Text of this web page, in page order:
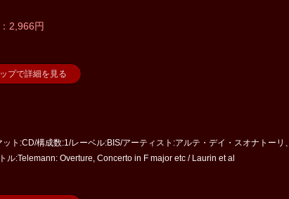
2,966円
プで詳細を見る
:CD/構成数:1/レーベル:BIS/アーティスト:アルテ・デイ・スオナトーリ、
ル:Telemann: Overture, Concerto in F major etc / Laurin et al